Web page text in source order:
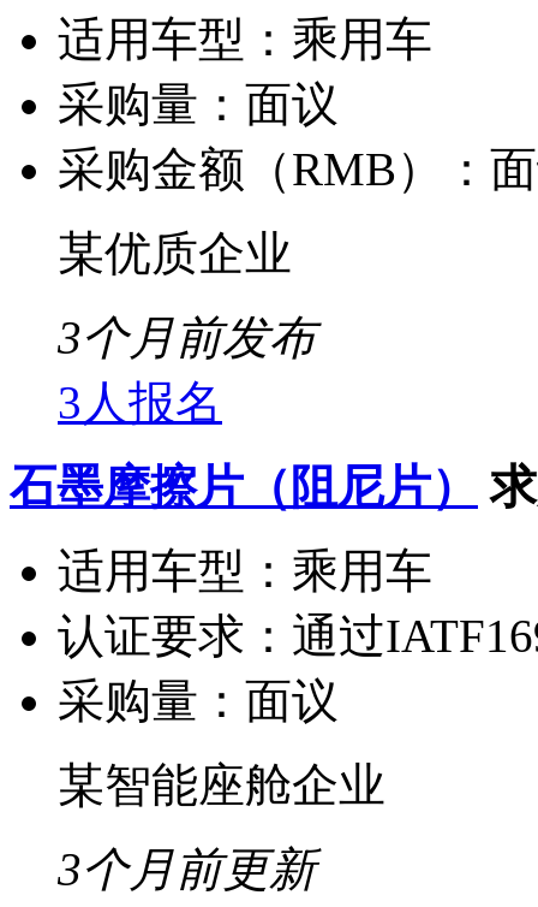
适用车型： 乘用车
采购量： 面议
采购金额（RMB）：
某优质企业
3个月前发布
3人报名
石墨摩擦片（阻尼片）
适用车型： 乘用车
认证要求： 通过
采购量： 面议
某智能座舱企业
3个月前更新